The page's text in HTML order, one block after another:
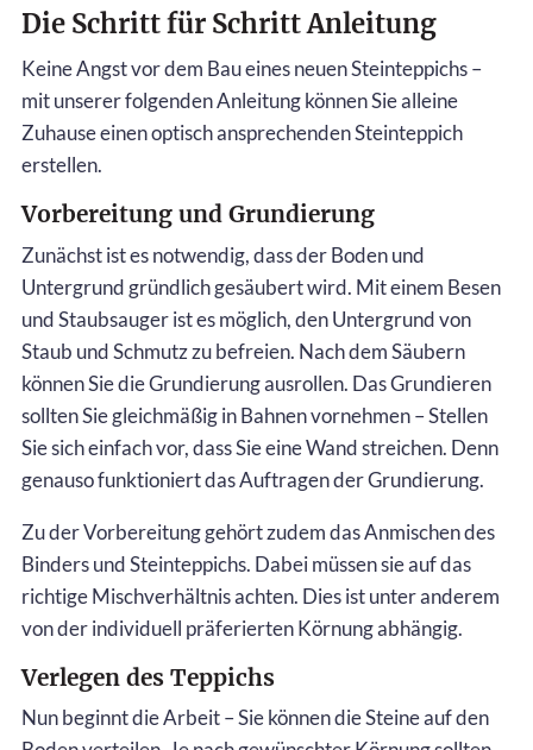
Die Schritt für Schritt Anleitung
Keine Angst vor dem Bau eines neuen Steinteppichs –
mit unserer folgenden Anleitung können Sie alleine
Zuhause einen optisch ansprechenden Steinteppich
erstellen.
Vorbereitung und Grundierung
Zunächst ist es notwendig, dass der Boden und
Untergrund gründlich gesäubert wird. Mit einem Besen
und Staubsauger ist es möglich, den Untergrund von
Staub und Schmutz zu befreien. Nach dem Säubern
können Sie die Grundierung ausrollen. Das Grundieren
sollten Sie gleichmäßig in Bahnen vornehmen – Stellen
Sie sich einfach vor, dass Sie eine Wand streichen. Denn
genauso funktioniert das Auftragen der Grundierung.
Zu der Vorbereitung gehört zudem das Anmischen des
Binders und Steinteppichs. Dabei müssen sie auf das
richtige Mischverhältnis achten. Dies ist unter anderem
von der individuell präferierten Körnung abhängig.
Verlegen des Teppichs
Nun beginnt die Arbeit – Sie können die Steine auf den